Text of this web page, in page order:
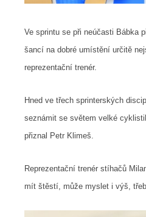
Ve sprintu se při neúčasti Bábka
šancí na dobré umístění určitě
reprezentační trenér.
Hned ve třech sprinterských
seznámit se světem velké
přiznal Petr Klimeš.
Reprezentační trenér stíhačů
mít štěstí, může myslet i výš,